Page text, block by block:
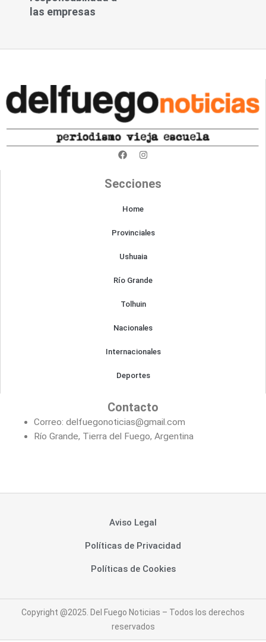
las empresas
F
a
b
k
I
n
a
a
Secciones
Home
Provinciales
Ushuaia
Río Grande
Tolhuin
Nacionales
Internacionales
Deportes
Contacto
Correo: delfuegonoticias@gmail.com
Río Grande, Tierra del Fuego, Argentina
Aviso Legal
Políticas de Privacidad
Políticas de Cookies
Copyright @2025. Del Fuego Noticias – Todos los derechos
reservados